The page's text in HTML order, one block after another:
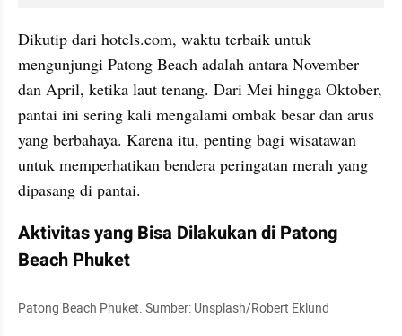
Dikutip dari hotels.com, waktu terbaik untuk
mengunjungi Patong Beach adalah antara November
dan April, ketika laut tenang. Dari Mei hingga Oktober,
pantai ini sering kali mengalami ombak besar dan arus
yang berbahaya. Karena itu, penting bagi wisatawan
untuk memperhatikan bendera peringatan merah yang
dipasang di pantai.
Aktivitas yang Bisa Dilakukan di Patong
Beach Phuket
Patong Beach Phuket. Sumber: Unsplash/Robert Eklund